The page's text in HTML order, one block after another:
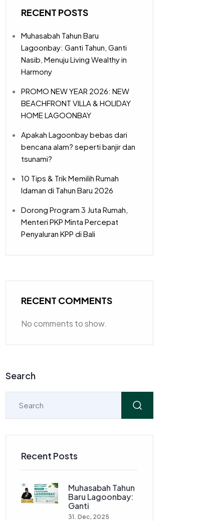
RECENT POSTS
Muhasabah Tahun Baru
Lagoonbay: Ganti Tahun, Ganti
Nasib, Menuju Living Wealthy in
Harmony
PROMO NEW YEAR 2026: NEW
BEACHFRONT VILLA & HOLIDAY
HOME LAGOONBAY
Apakah Lagoonbay bebas dari
bencana alam? seperti banjir dan
tsunami?
10 Tips & Trik Memilih Rumah
Idaman di Tahun Baru 2026
Dorong Program 3 Juta Rumah,
Menteri PKP Minta Percepat
Penyaluran KPP di Bali
RECENT COMMENTS
No comments to show.
Search
Recent Posts
Muhasabah Tahun
Baru Lagoonbay:
Ganti
31. Dec, 2025